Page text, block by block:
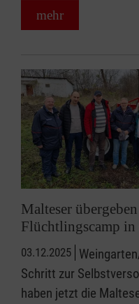
mehr
Malteser
Flüchtlingscamp
03.12.2025
Schritt zur
haben jetzt die